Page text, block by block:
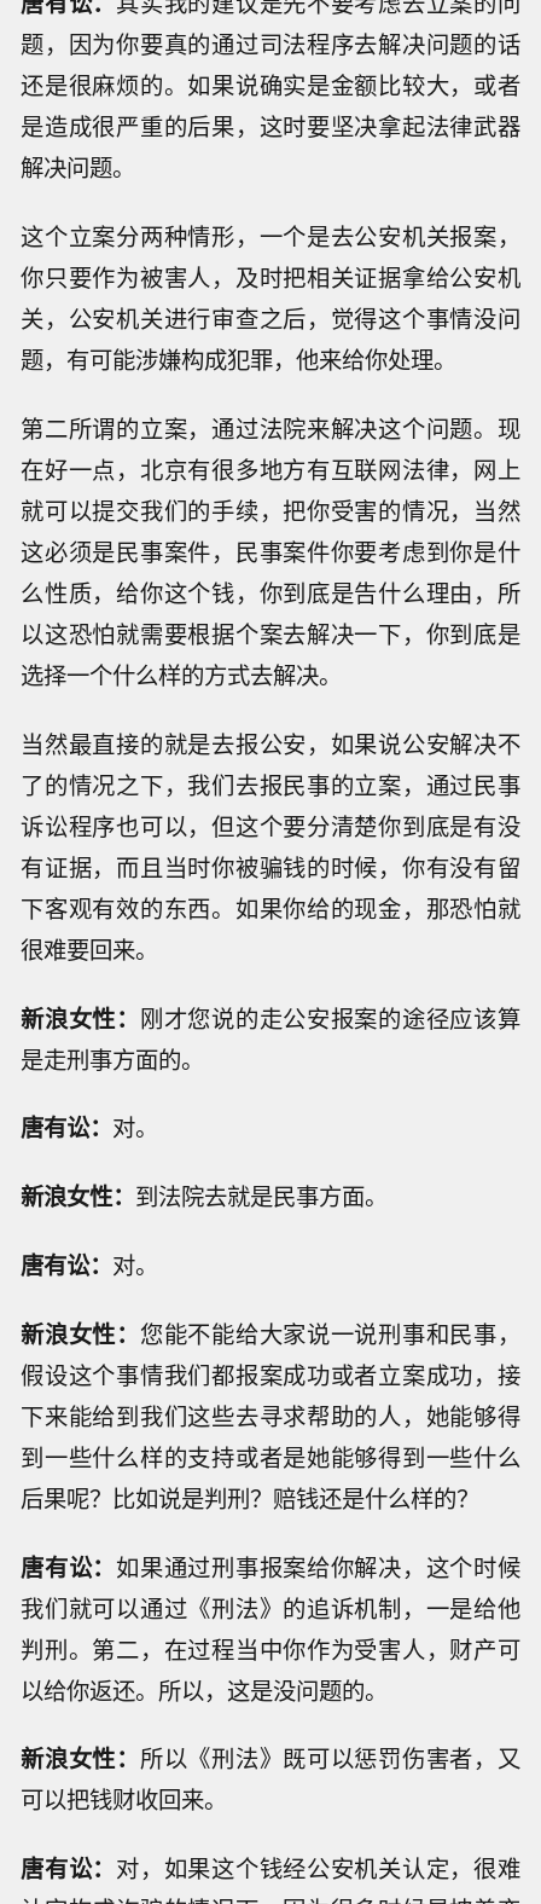
题，因为你要真的通过司法程序去解决问题的话
还是很麻烦的。如果说确实是金额比较大，或者
是造成很严重的后果，这时要坚决拿起法律武器
解决问题。
这个立案分两种情形，一个是去公安机关报案，
你只要作为被害人，及时把相关证据拿给公安机
关，公安机关进行审查之后，觉得这个事情没问
题，有可能涉嫌构成犯罪，他来给你处理。
第二所谓的立案，通过法院来解决这个问题。现
在好一点，北京有很多地方有互联网法律，网上
就可以提交我们的手续，把你受害的情况，当然
这必须是民事案件，民事案件你要考虑到你是什
么性质，给你这个钱，你到底是告什么理由，所
以这恐怕就需要根据个案去解决一下，你到底是
选择一个什么样的方式去解决。
当然最直接的就是去报公安，如果说公安解决不
了的情况之下，我们去报民事的立案，通过民事
诉讼程序也可以，但这个要分清楚你到底是有没
有证据，而且当时你被骗钱的时候，你有没有留
下客观有效的东西。如果你给的现金，那恐怕就
很难要回来。
新浪女性： 刚才您说的走公安报案的途径应该算
是走刑事方面的。
唐有讼： 对。
新浪女性： 到法院去就是民事方面。
唐有讼： 对。
新浪女性： 您能不能给大家说一说刑事和民事，
假设这个事情我们都报案成功或者立案成功，接
下来能给到我们这些去寻求帮助的人，她能够得
到一些什么样的支持或者是她能够得到一些什么
后果呢？比如说是判刑？赔钱还是什么样的？
唐有讼： 如果通过刑事报案给你解决，这个时候
我们就可以通过《刑法》的追诉机制，一是给他
判刑。第二，在过程当中你作为受害人，财产可
以给你返还。所以，这是没问题的。
新浪女性： 所以《刑法》既可以惩罚伤害者，又
可以把钱财收回来。
唐有讼： 对，如果这个钱经公安机关认定，很难